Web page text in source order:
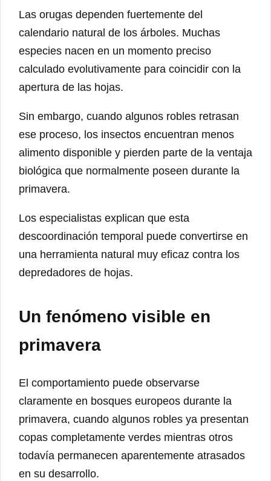
Las orugas dependen fuertemente del
calendario natural de los árboles. Muchas
especies nacen en un momento preciso
calculado evolutivamente para coincidir con la
apertura de las hojas.
Sin embargo, cuando algunos robles retrasan
ese proceso, los insectos encuentran menos
alimento disponible y pierden parte de la ventaja
biológica que normalmente poseen durante la
primavera.
Los especialistas explican que esta
descoordinación temporal puede convertirse en
una herramienta natural muy eficaz contra los
depredadores de hojas.
Un fenómeno visible en
primavera
El comportamiento puede observarse
claramente en bosques europeos durante la
primavera, cuando algunos robles ya presentan
copas completamente verdes mientras otros
todavía permanecen aparentemente atrasados
en su desarrollo.